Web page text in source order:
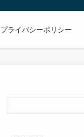
ライバシーポリシー